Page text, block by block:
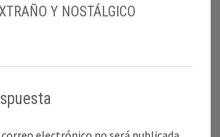
Y NOSTÁLGICO